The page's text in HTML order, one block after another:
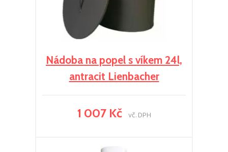
Nádoba na popel s víkem 24l,
antracit Lienbacher
1 007 Kč vč. DPH